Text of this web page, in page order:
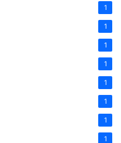
1
1
1
1
1
1
1
1